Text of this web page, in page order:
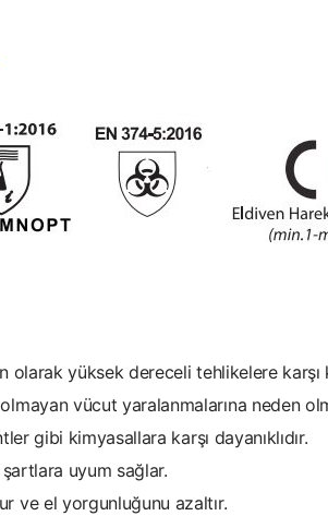
olarak yüksek dereceli tehlikelere
vücut yaralanmalarına neden
gibi kimyasallara karşı dayanıklıdır.
şartlara uyum sağlar.
ve el yorgunluğunu azaltır.